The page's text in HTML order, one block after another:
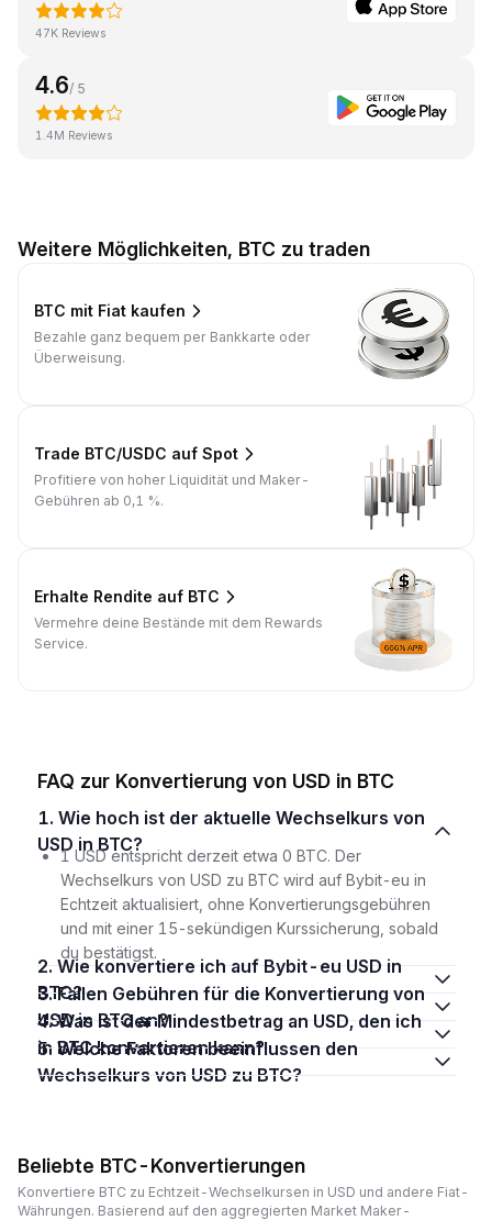
47K Reviews
4.6/ 5
1.4M Reviews
Weitere Möglichkeiten, BTC zu traden
BTC mit Fiat kaufen
Bezahle ganz bequem per Bankkarte oder
Überweisung.
Trade BTC/USDC auf Spot
Profitiere von hoher Liquidität und Maker-
Gebühren ab 0,1 %.
Erhalte Rendite auf BTC
Vermehre deine Bestände mit dem Rewards
Service.
FAQ zur Konvertierung von USD in BTC
1. Wie hoch ist der aktuelle Wechselkurs von
USD in BTC?
1 USD entspricht derzeit etwa 0 BTC. Der
Wechselkurs von USD zu BTC wird auf Bybit-eu in
Echtzeit aktualisiert, ohne Konvertierungsgebühren
und mit einer 15-sekündigen Kurssicherung, sobald
du bestätigst.
2. Wie konvertiere ich auf Bybit-eu USD in
BTC?
3. Fallen Gebühren für die Konvertierung von
USD in BTC an?
4. Was ist der Mindestbetrag an USD, den ich
in BTC konvertieren kann?
5. Welche Faktoren beeinflussen den
Wechselkurs von USD zu BTC?
Beliebte BTC-Konvertierungen
Konvertiere BTC zu Echtzeit-Wechselkursen in USD und andere Fiat-
Währungen. Basierend auf den aggregierten Market Maker-